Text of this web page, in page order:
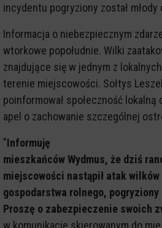
incydentu pogryziony został młody
Informacja o niebezpiecznym
wtorkowe popołudnie. Wilki
znajdujące się w jednym z
terenie miejscowości. Sołtys
poinformował społeczność lokalną
apel o zachowanie szczególnej
"Informuję
mieszkańców Wydmus, że dziś
miejscowości nastąpił atak
gospodarstwa rolnego, pogryziony
Proszę o zabezpieczenie swoich
w komunikacie skierowanym do